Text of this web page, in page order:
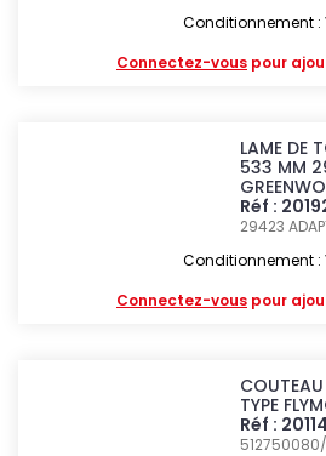
Conditionnement :
Connectez-vous pour
LAME DE
533 MM
Réf :
29423
Conditionnement :
Connectez-vous pour
TYPE
Réf :